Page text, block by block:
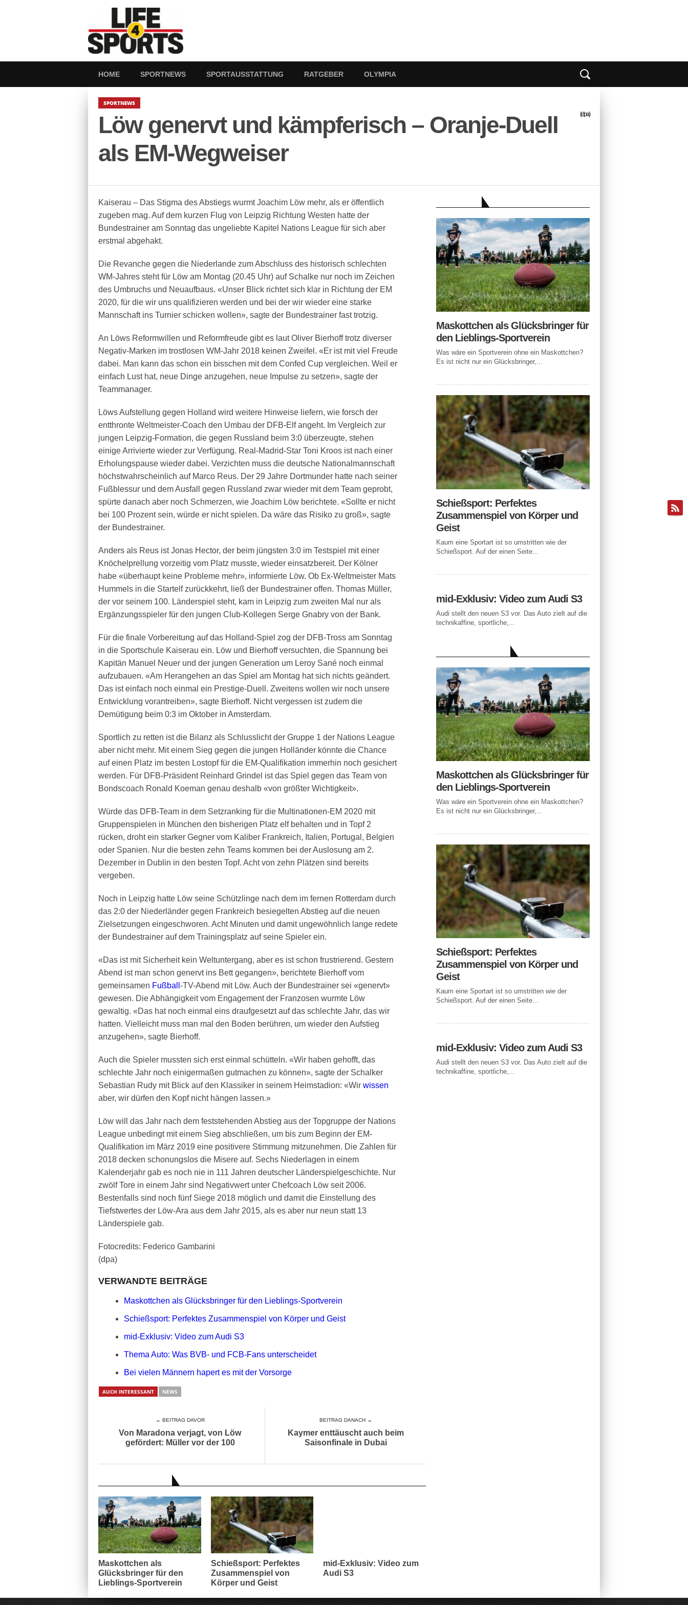
HOME SPORTNEWS SPORTAUSSTATTUNG RATGEBER OLYMPIA
SPORTNEWS
Löw genervt und kämpferisch – Oranje-Duell
als EM-Wegweiser
(dpa)
Kaiserau – Das Stigma des Abstiegs wurmt Joachim Löw mehr, als er öffentlich
zugeben mag. Auf dem kurzen Flug von Leipzig Richtung Westen hatte der
Bundestrainer am Sonntag das ungeliebte Kapitel Nations League für sich aber
erstmal abgehakt.
Die Revanche gegen die Niederlande zum Abschluss des historisch schlechten
WM-Jahres steht für Löw am Montag (20.45 Uhr) auf Schalke nur noch im Zeichen
des Umbruchs und Neuaufbaus. «Unser Blick richtet sich klar in Richtung der EM
2020, für die wir uns qualifizieren werden und bei der wir wieder eine starke
Mannschaft ins Turnier schicken wollen», sagte der Bundestrainer fast trotzig.
An Löws Reformwillen und Reformfreude gibt es laut Oliver Bierhoff trotz diverser
Negativ-Marken im trostlosen WM-Jahr 2018 keinen Zweifel. «Er ist mit viel Freude
dabei. Man kann das schon ein bisschen mit dem Confed Cup vergleichen. Weil er
einfach Lust hat, neue Dinge anzugehen, neue Impulse zu setzen», sagte der
Teammanager.
Löws Aufstellung gegen Holland wird weitere Hinweise liefern, wie forsch der
entthronte Weltmeister-Coach den Umbau der DFB-Elf angeht. Im Vergleich zur
jungen Leipzig-Formation, die gegen Russland beim 3:0 überzeugte, stehen
einige Arrivierte wieder zur Verfügung. Real-Madrid-Star Toni Kroos ist nach einer
Erholungspause wieder dabei. Verzichten muss die deutsche Nationalmannschaft
höchstwahrscheinlich auf Marco Reus. Der 29 Jahre Dortmunder hatte nach seiner
Fußblessur und dem Ausfall gegen Russland zwar wieder mit dem Team geprobt,
spürte danach aber noch Schmerzen, wie Joachim Löw berichtete. «Sollte er nicht
bei 100 Prozent sein, würde er nicht spielen. Da wäre das Risiko zu groß», sagte
der Bundestrainer.
Anders als Reus ist Jonas Hector, der beim jüngsten 3:0 im Testspiel mit einer
Knöchelprellung vorzeitig vom Platz musste, wieder einsatzbereit. Der Kölner
habe «überhaupt keine Probleme mehr», informierte Löw. Ob Ex-Weltmeister Mats
Hummels in die Startelf zurückkehrt, ließ der Bundestrainer offen. Thomas Müller,
der vor seinem 100. Länderspiel steht, kam in Leipzig zum zweiten Mal nur als
Ergänzungsspieler für den jungen Club-Kollegen Serge Gnabry von der Bank.
Für die finale Vorbereitung auf das Holland-Spiel zog der DFB-Tross am Sonntag
in die Sportschule Kaiserau ein. Löw und Bierhoff versuchten, die Spannung bei
Kapitän Manuel Neuer und der jungen Generation um Leroy Sané noch einmal
aufzubauen. «Am Herangehen an das Spiel am Montag hat sich nichts geändert.
Das ist einfach noch einmal ein Prestige-Duell. Zweitens wollen wir noch unsere
Entwicklung vorantreiben», sagte Bierhoff. Nicht vergessen ist zudem die
Demütigung beim 0:3 im Oktober in Amsterdam.
Sportlich zu retten ist die Bilanz als Schlusslicht der Gruppe 1 der Nations League
aber nicht mehr. Mit einem Sieg gegen die jungen Holländer könnte die Chance
auf einen Platz im besten Lostopf für die EM-Qualifikation immerhin noch gesichert
werden. Für DFB-Präsident Reinhard Grindel ist das Spiel gegen das Team von
Bondscoach Ronald Koeman genau deshalb «von größter Wichtigkeit».
Würde das DFB-Team in dem Setzranking für die Multinationen-EM 2020 mit
Gruppenspielen in München den bisherigen Platz elf behalten und in Topf 2
rücken, droht ein starker Gegner vom Kaliber Frankreich, Italien, Portugal, Belgien
oder Spanien. Nur die besten zehn Teams kommen bei der Auslosung am 2.
Dezember in Dublin in den besten Topf. Acht von zehn Plätzen sind bereits
vergeben.
Noch in Leipzig hatte Löw seine Schützlinge nach dem im fernen Rotterdam durch
das 2:0 der Niederländer gegen Frankreich besiegelten Abstieg auf die neuen
Zielsetzungen eingeschworen. Acht Minuten und damit ungewöhnlich lange redete
der Bundestrainer auf dem Trainingsplatz auf seine Spieler ein.
«Das ist mit Sicherheit kein Weltuntergang, aber es ist schon frustrierend. Gestern
Abend ist man schon genervt ins Bett gegangen», berichtete Bierhoff vom
gemeinsamen Fußball -TV-Abend mit Löw. Auch der Bundestrainer sei «genervt»
gewesen. Die Abhängigkeit vom Engagement der Franzosen wurmte Löw
gewaltig. «Das hat noch einmal eins draufgesetzt auf das schlechte Jahr, das wir
hatten. Vielleicht muss man mal den Boden berühren, um wieder den Aufstieg
anzugehen», sagte Bierhoff.
Auch die Spieler mussten sich erst einmal schütteln. «Wir haben gehofft, das
schlechte Jahr noch einigermaßen gutmachen zu können», sagte der Schalker
Sebastian Rudy mit Blick auf den Klassiker in seinem Heimstadion: «Wir wissen
aber, wir dürfen den Kopf nicht hängen lassen.»
Löw will das Jahr nach dem feststehenden Abstieg aus der Topgruppe der Nations
League unbedingt mit einem Sieg abschließen, um bis zum Beginn der EM-
Qualifikation im März 2019 eine positivere Stimmung mitzunehmen. Die Zahlen für
2018 decken schonungslos die Misere auf. Sechs Niederlagen in einem
Kalenderjahr gab es noch nie in 111 Jahren deutscher Länderspielgeschichte. Nur
zwölf Tore in einem Jahr sind Negativwert unter Chefcoach Löw seit 2006.
Bestenfalls sind noch fünf Siege 2018 möglich und damit die Einstellung des
Tiefstwertes der Löw-Ara aus dem Jahr 2015, als es aber nur neun statt 13
Länderspiele gab.
Fotocredits: Federico Gambarini
(dpa)
VERWANDTE BEITRÄGE
Maskottchen als Glücksbringer für den Lieblings-Sportverein
Schießsport: Perfektes Zusammenspiel von Körper und Geist
mid-Exklusiv: Video zum Audi S3
Thema Auto: Was BVB- und FCB-Fans unterscheidet
Bei vielen Männern hapert es mit der Vorsorge
AUCH INTERESSANT NEWS
← BEITRAG DAVOR
Von Maradona verjagt, von Löw
gefördert: Müller vor der 100
BEITRAG DANACH →
Kaymer enttäuscht auch beim
Saisonfinale in Dubai
Maskottchen als
Glücksbringer für den
Lieblings-Sportverein
Schießsport: Perfektes
Zusammenspiel von
Körper und Geist
mid-Exklusiv: Video zum
Audi S3
Maskottchen als Glücksbringer für
den Lieblings-Sportverein
Was wäre ein Sportverein ohne ein Maskottchen?
Es ist nicht nur ein Glücksbringer,...
Schießsport: Perfektes
Zusammenspiel von Körper und
Geist
Kaum eine Sportart ist so umstritten wie der
Schießsport. Auf der einen Seite...
mid-Exklusiv: Video zum Audi S3
Audi stellt den neuen S3 vor. Das Auto zielt auf die
technikaffine, sportliche,...
Maskottchen als Glücksbringer für
den Lieblings-Sportverein
Was wäre ein Sportverein ohne ein Maskottchen?
Es ist nicht nur ein Glücksbringer,...
Schießsport: Perfektes
Zusammenspiel von Körper und
Geist
Kaum eine Sportart ist so umstritten wie der
Schießsport. Auf der einen Seite...
mid-Exklusiv: Video zum Audi S3
Audi stellt den neuen S3 vor. Das Auto zielt auf die
technikaffine, sportliche,...